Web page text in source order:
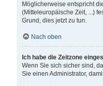
Möglicherweise entspricht
(Mitteleuropäische Zeit, ...)
Grund, dies jetzt zu tun.
Nach oben
Ich habe die Zeitzone
Wenn Sie sich sicher sind,
Sie einen Administrator,